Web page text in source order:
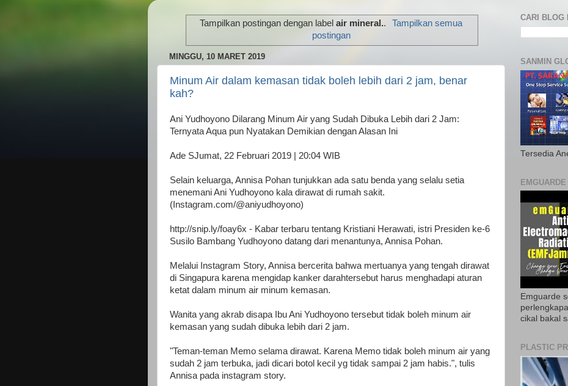
ENAGIC COMPENSATION PLAN MENUS
Tampilkan postingan dengan labelair mineral..
Tampilkan semua
postingan
MINGGU, 10 MARET 2019
Minum Air dalam kemasan tidak boleh lebih dari 2 jam, benar
kah?
Ani Yudhoyono Dilarang Minum Air yang Sudah Dibuka Lebih dari 2 Jam:
Ternyata Aqua pun Nyatakan Demikian dengan Alasan Ini
Ade SJumat, 22 Februari 2019 | 20:04 WIB
Selain keluarga, Annisa Pohan tunjukkan ada satu benda yang selalu setia
menemani Ani Yudhoyono kala dirawat di rumah sakit.
(Instagram.com/@aniyudhoyono)
http://snip.ly/foay6x - Kabar terbaru tentang Kristiani Herawati, istri Presiden ke-6
Susilo Bambang Yudhoyono datang dari menantunya, Annisa Pohan.
Melalui Instagram Story, Annisa bercerita bahwa mertuanya yang tengah dirawat
di Singapura karena mengidap kanker darahtersebut harus menghadapi aturan
ketat dalam minum air minum kemasan.
Wanita yang akrab disapa Ibu Ani Yudhoyono tersebut tidak boleh minum air
kemasan yang sudah dibuka lebih dari 2 jam.
"Teman-teman Memo selama dirawat. Karena Memo tidak boleh minum air yang
sudah 2 jam terbuka, jadi dicari botol kecil yg tidak sampai 2 jam habis.", tulis
Annisa pada instagram story.
CARI BLOG
SANMIN
Tersedia
EMGUARDE
Emguarde
cikal bakal
PLASTIC